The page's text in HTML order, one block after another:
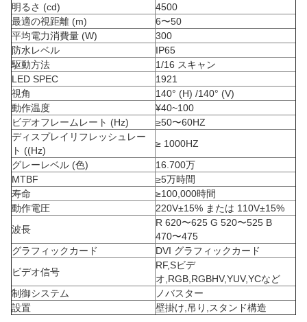
明るさ (cd)
4500
最適の視距離 (m)
6〜50
平均電力消費量 (W)
300
防水レベル
IP65
駆動方法
1/16 スキャン
LED SPEC
1921
視角
140° (H) /140° (V)
動作温度
¥40~100
ビデオフレームレート (Hz)
≥50〜60HZ
ディスプレイリフレッシュレー
ト ((Hz)
≥ 1000HZ
グレーレベル (色)
16.700万
MTBF
≥5万時間
寿命
≥100,000時間
動作電圧
220V±15% または 110V±15%
波長
R 620〜625 G 520〜525 B
470〜475
グラフィックカード
DVI グラフィックカード
ビデオ信号
RF,Sビデ
オ,RGB,RGBHV,YUV,YCなど
制御システム
ノバスター
設置
壁掛け,吊り,スタンド構造